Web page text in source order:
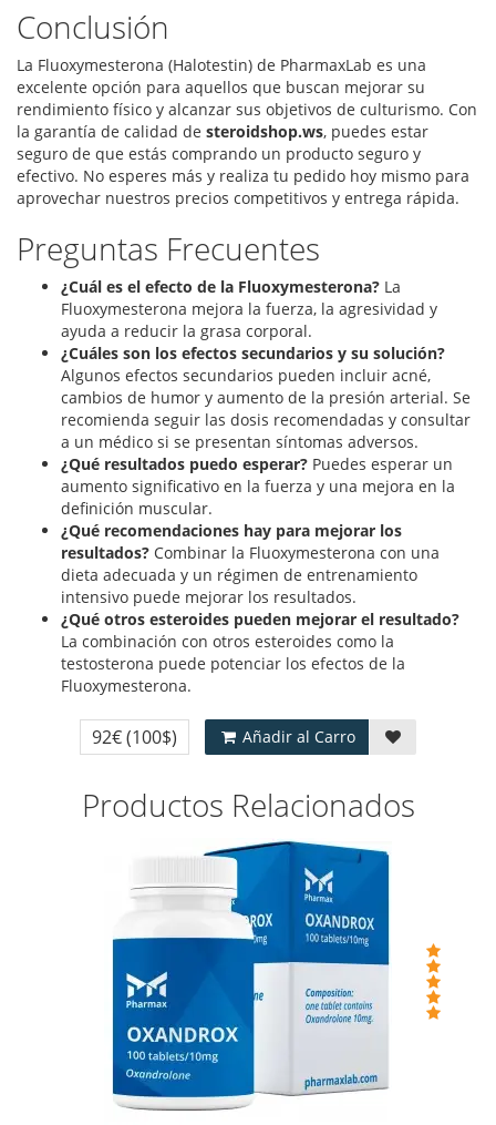
Conclusión
La Fluoxymesterona (Halotestin) de PharmaxLab es una
excelente opción para aquellos que buscan mejorar su
rendimiento físico y alcanzar sus objetivos de culturismo. Con
la garantía de calidad de steroidshop.ws, puedes estar
seguro de que estás comprando un producto seguro y
efectivo. No esperes más y realiza tu pedido hoy mismo para
aprovechar nuestros precios competitivos y entrega rápida.
Preguntas Frecuentes
¿Cuál es el efecto de la Fluoxymesterona? La
Fluoxymesterona mejora la fuerza, la agresividad y
ayuda a reducir la grasa corporal.
¿Cuáles son los efectos secundarios y su solución?
Algunos efectos secundarios pueden incluir acné,
cambios de humor y aumento de la presión arterial. Se
recomienda seguir las dosis recomendadas y consultar
a un médico si se presentan síntomas adversos.
¿Qué resultados puedo esperar? Puedes esperar un
aumento significativo en la fuerza y una mejora en la
definición muscular.
¿Qué recomendaciones hay para mejorar los
resultados? Combinar la Fluoxymesterona con una
dieta adecuada y un régimen de entrenamiento
intensivo puede mejorar los resultados.
¿Qué otros esteroides pueden mejorar el resultado?
La combinación con otros esteroides como la
testosterona puede potenciar los efectos de la
Fluoxymesterona.
92€(100$) Añadir al Carro
Productos Relacionados